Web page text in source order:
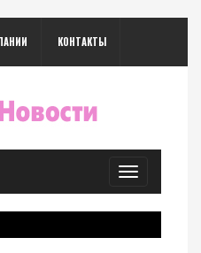
КОНТАКТЫ
Toggle
navigation